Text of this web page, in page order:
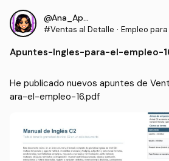
@Ana_Apuntes
#Ventas al Detalle · Empleo
Apuntes-Ingles-para-el-empleo-
He publicado nuevos apuntes de
ara-el-empleo-16.pdf